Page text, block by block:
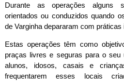
Durante as operações alguns
orientados ou conduzidos quando
de Varginha depararam com práticas
Estas operações têm como
praças livres e seguras para o seu
alunos, idosos, casais e
frequentarem esses locais